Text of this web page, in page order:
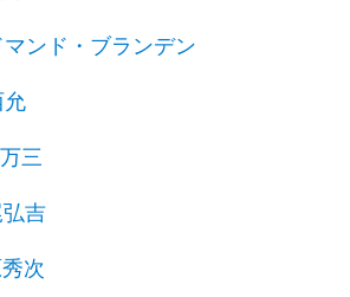
ンド・ブランデン
三
吉
次